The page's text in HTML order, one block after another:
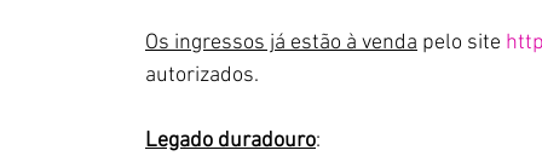
Os ingressos já estão à venda pelo site
autorizados.
Legado duradouro: